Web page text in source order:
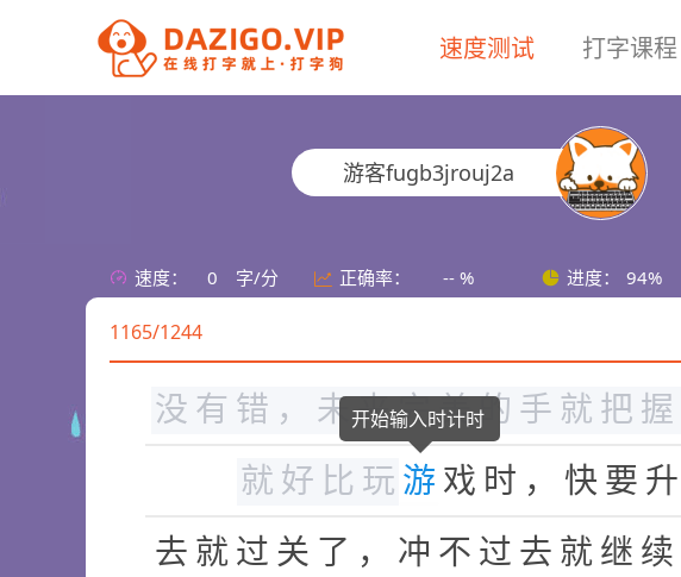
速度测试 打字课程
游客fugb3jrouj2a
速度： 0 字/分 正确率： -- % 进度： 94%
开始输入时计时
1165/1244
的生活。看 前面 的 的路在
选择
前最黑暗的时候，你选
在
困 难面 前或许 就 机 遇最容
对你
没 有 错 ， 未 来完美的 手 就 把 握
就 好 比 玩 游 戏 时 ， 快 要 升
去 就 过 关 了 ， 冲 不 过 去 就 继 续